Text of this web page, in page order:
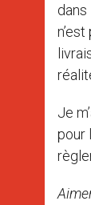
dans
Je
pour